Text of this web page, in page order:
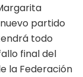
partido
todo
final del
la Federación